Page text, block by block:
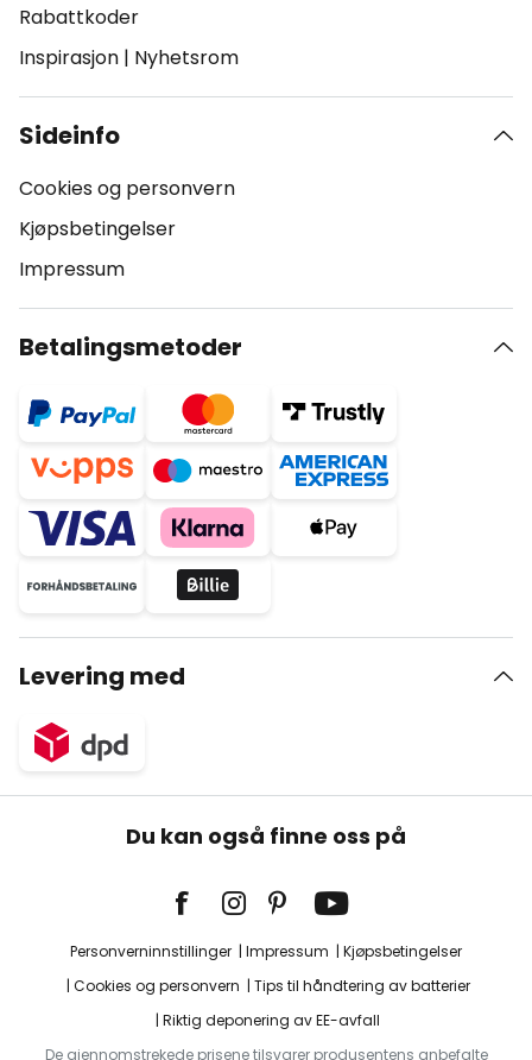
Rabattkoder
Inspirasjon | Nyhetsrom
Sideinfo
Cookies og personvern
Kjøpsbetingelser
Impressum
Betalingsmetoder
Levering med
Du kan også finne oss på
Personverninnstillinger Impressum
Kjøpsbetingelser
Cookies og personvern
Tips til håndtering av batterier
Riktig deponering av EE-avfall
De gjennomstrekede prisene tilsvarer produsentens anbefalte